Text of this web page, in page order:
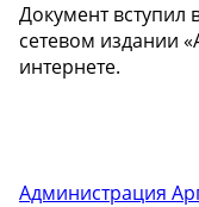
Документ вступил
сетевом издании
интернете.
Администрация